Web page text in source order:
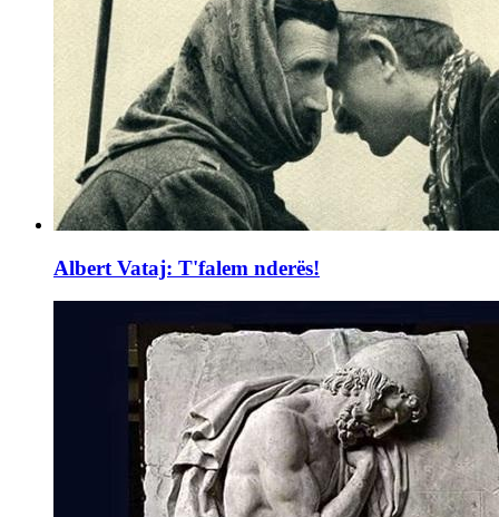
Albert Vataj: T'falem nderës!